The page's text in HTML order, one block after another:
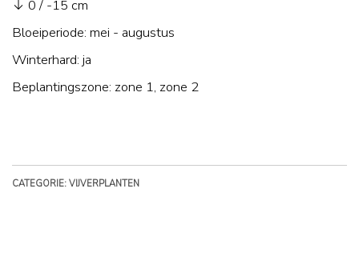
↓ 0 / -15 cm
Bloeiperiode: mei - augustus
Winterhard: ja
Beplantingszone: zone 1, zone 2
CATEGORIE: VIJVERPLANTEN